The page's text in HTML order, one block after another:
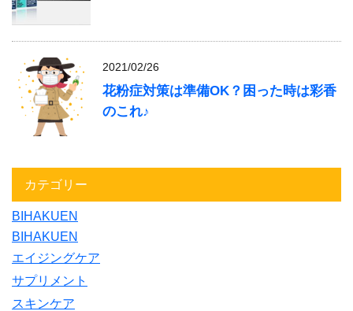
2021/02/26
花粉症対策は準備OK？困った時は彩香
のこれ♪
カテゴリー
BIHAKUEN
BIHAKUEN
エイジングケア
サプリメント
スキンケア